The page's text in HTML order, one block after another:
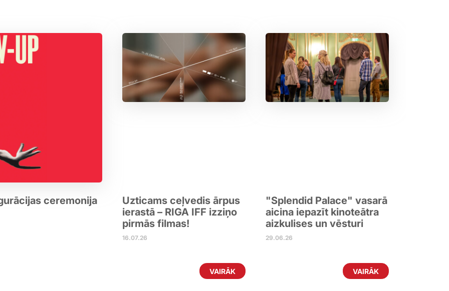
ceremonija
Uzticams ceļvedis ārpus
ierastā – RIGA IFF izziņo
pirmās filmas!
16.07.26
VAIRĀK
"Splendid Palace" vasarā
aicina iepazīt kinoteātra
aizkulises un vēsturi
29.06.26
VAIRĀK